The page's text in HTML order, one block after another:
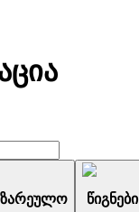
წიგნები